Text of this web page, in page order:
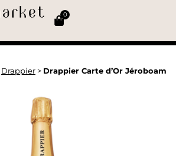
0
Drappier > Drappier Carte d’Or Jéroboam